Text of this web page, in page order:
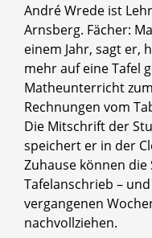
André Wrede ist
Arnsberg. Fächer:
einem Jahr, sagt er,
mehr auf eine Tafel
Matheunterricht
Rechnungen vom
Die Mitschrift der
speichert er in der
Zuhause können
Tafelanschrieb –
vergangenen
nachvollziehen.